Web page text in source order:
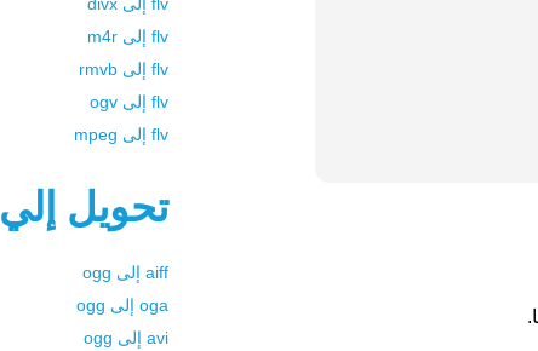
flv إلى m4r
flv إلى rmvb
flv إلى ogv
flv إلى mpeg
تحويل إلي
aiff إلى ogg
oga إلى ogg
avi إلى ogg